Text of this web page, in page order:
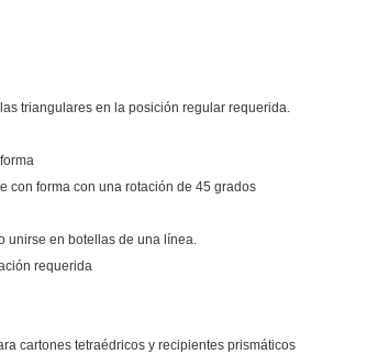
triangulares en la posición regular requerida.
con forma con una rotación de 45 grados
unirse en botellas de una línea.
requerida
cartones tetraédricos y recipientes prismáticos